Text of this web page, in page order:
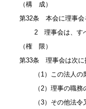
（構 成）
第32条 本会に理事会
2 理事会は、すべ
（権 限）
第33条 理事会は次に
（1）この法人の
（2）理事の職務
（3）その他法令又